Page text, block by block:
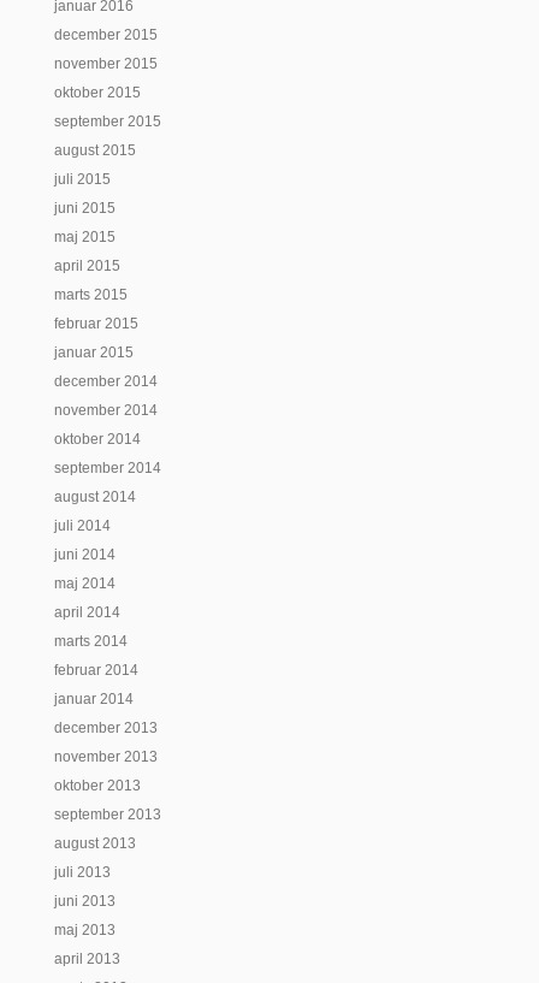
januar 2016
december 2015
november 2015
oktober 2015
september 2015
august 2015
juli 2015
juni 2015
maj 2015
april 2015
marts 2015
februar 2015
januar 2015
december 2014
november 2014
oktober 2014
september 2014
august 2014
juli 2014
juni 2014
maj 2014
april 2014
marts 2014
februar 2014
januar 2014
december 2013
november 2013
oktober 2013
september 2013
august 2013
juli 2013
juni 2013
maj 2013
april 2013